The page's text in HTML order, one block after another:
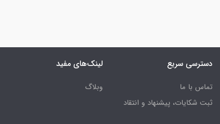
دسترسی سریع
تماس با ما
ثبت شکایات، پیشنهاد و انتقاد
لینک‌های مفید
وبلاگ